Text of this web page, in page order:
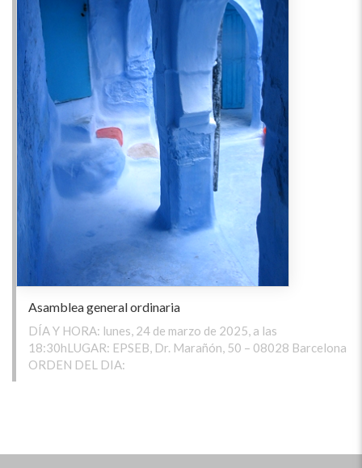
Asamblea general ordinaria
DÍA Y HORA: lunes, 24 de marzo de 2025, a las
18:30hLUGAR: EPSEB, Dr. Marañón, 50 – 08028 Barcelona
ORDEN DEL DIA: